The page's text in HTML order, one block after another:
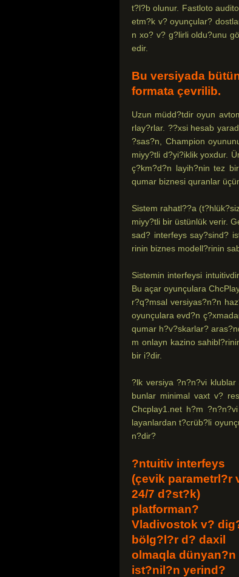
t?l?b olunur. Fastloto
etm?k v? oyunçular?
n xo? v? g?lirli oldu?unu
edir.
Bu versiyada
formata çevrilib.
Uzun müdd?tdir oyun
rlay?rlar. ??xsi hesab
?sas?n, Champion
miyy?tli d?yi?iklik yoxdur.
ç?km?d?n layih?nin tez
qumar biznesi quranlar
Sistem rahatl??a
miyy?tli bir üstünlük verir.
sad? interfeys say?sind?
rinin biznes modell?rinin
Sistemin interfeysi
Bu açar oyunçulara
r?q?msal versiyas?n?n
oyunçulara evd?n
qumar h?v?skarlar?
m onlayn kazino
bir i?dir.
?lk versiya ?n?n?vi
bunlar minimal vaxt v?
Chcplay1.net h?m
layanlardan t?crüb?li
n?dir?
?ntuitiv interfeys
(çevik parametrl?r
24/7 d?st?k)
platforman?
Vladivostok v?
bölg?l?r d? daxil
olmaqla dünyan?n
ist?nil?n yerind?